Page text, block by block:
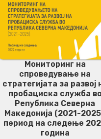
Мониторинг на
спроведување на
стратегијата за развој
пробациска служба во
Република Северна
Македонија (2021-
период на следење
година